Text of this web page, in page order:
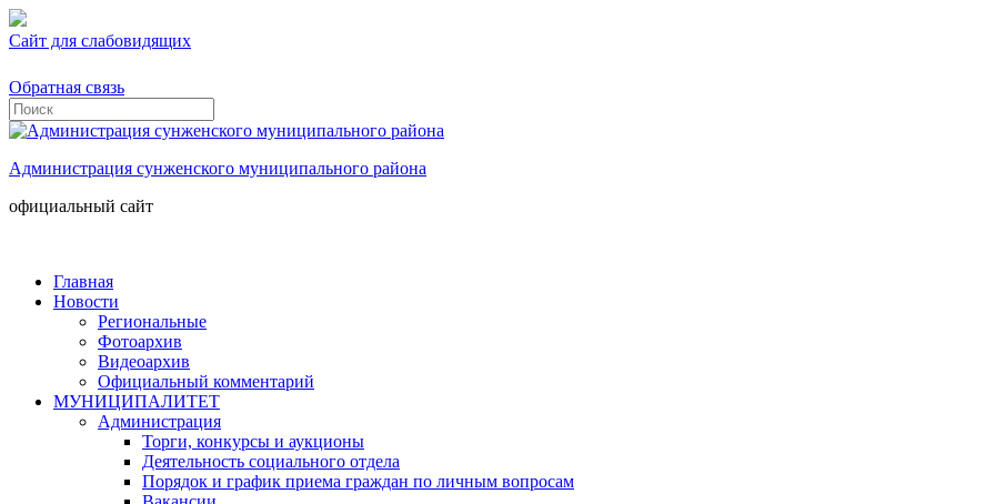
Сайт для слабовидящих
Обратная связь
Администрация сунженского муниципального района
официальный сайт
Главная
Новости
Региональные
Фотоархив
Видеоархив
Официальный комментарий
МУНИЦИПАЛИТЕТ
Администрация
Торги, конкурсы и аукционы
Деятельность социального отдела
Порядок и график приема граждан по личным вопросам